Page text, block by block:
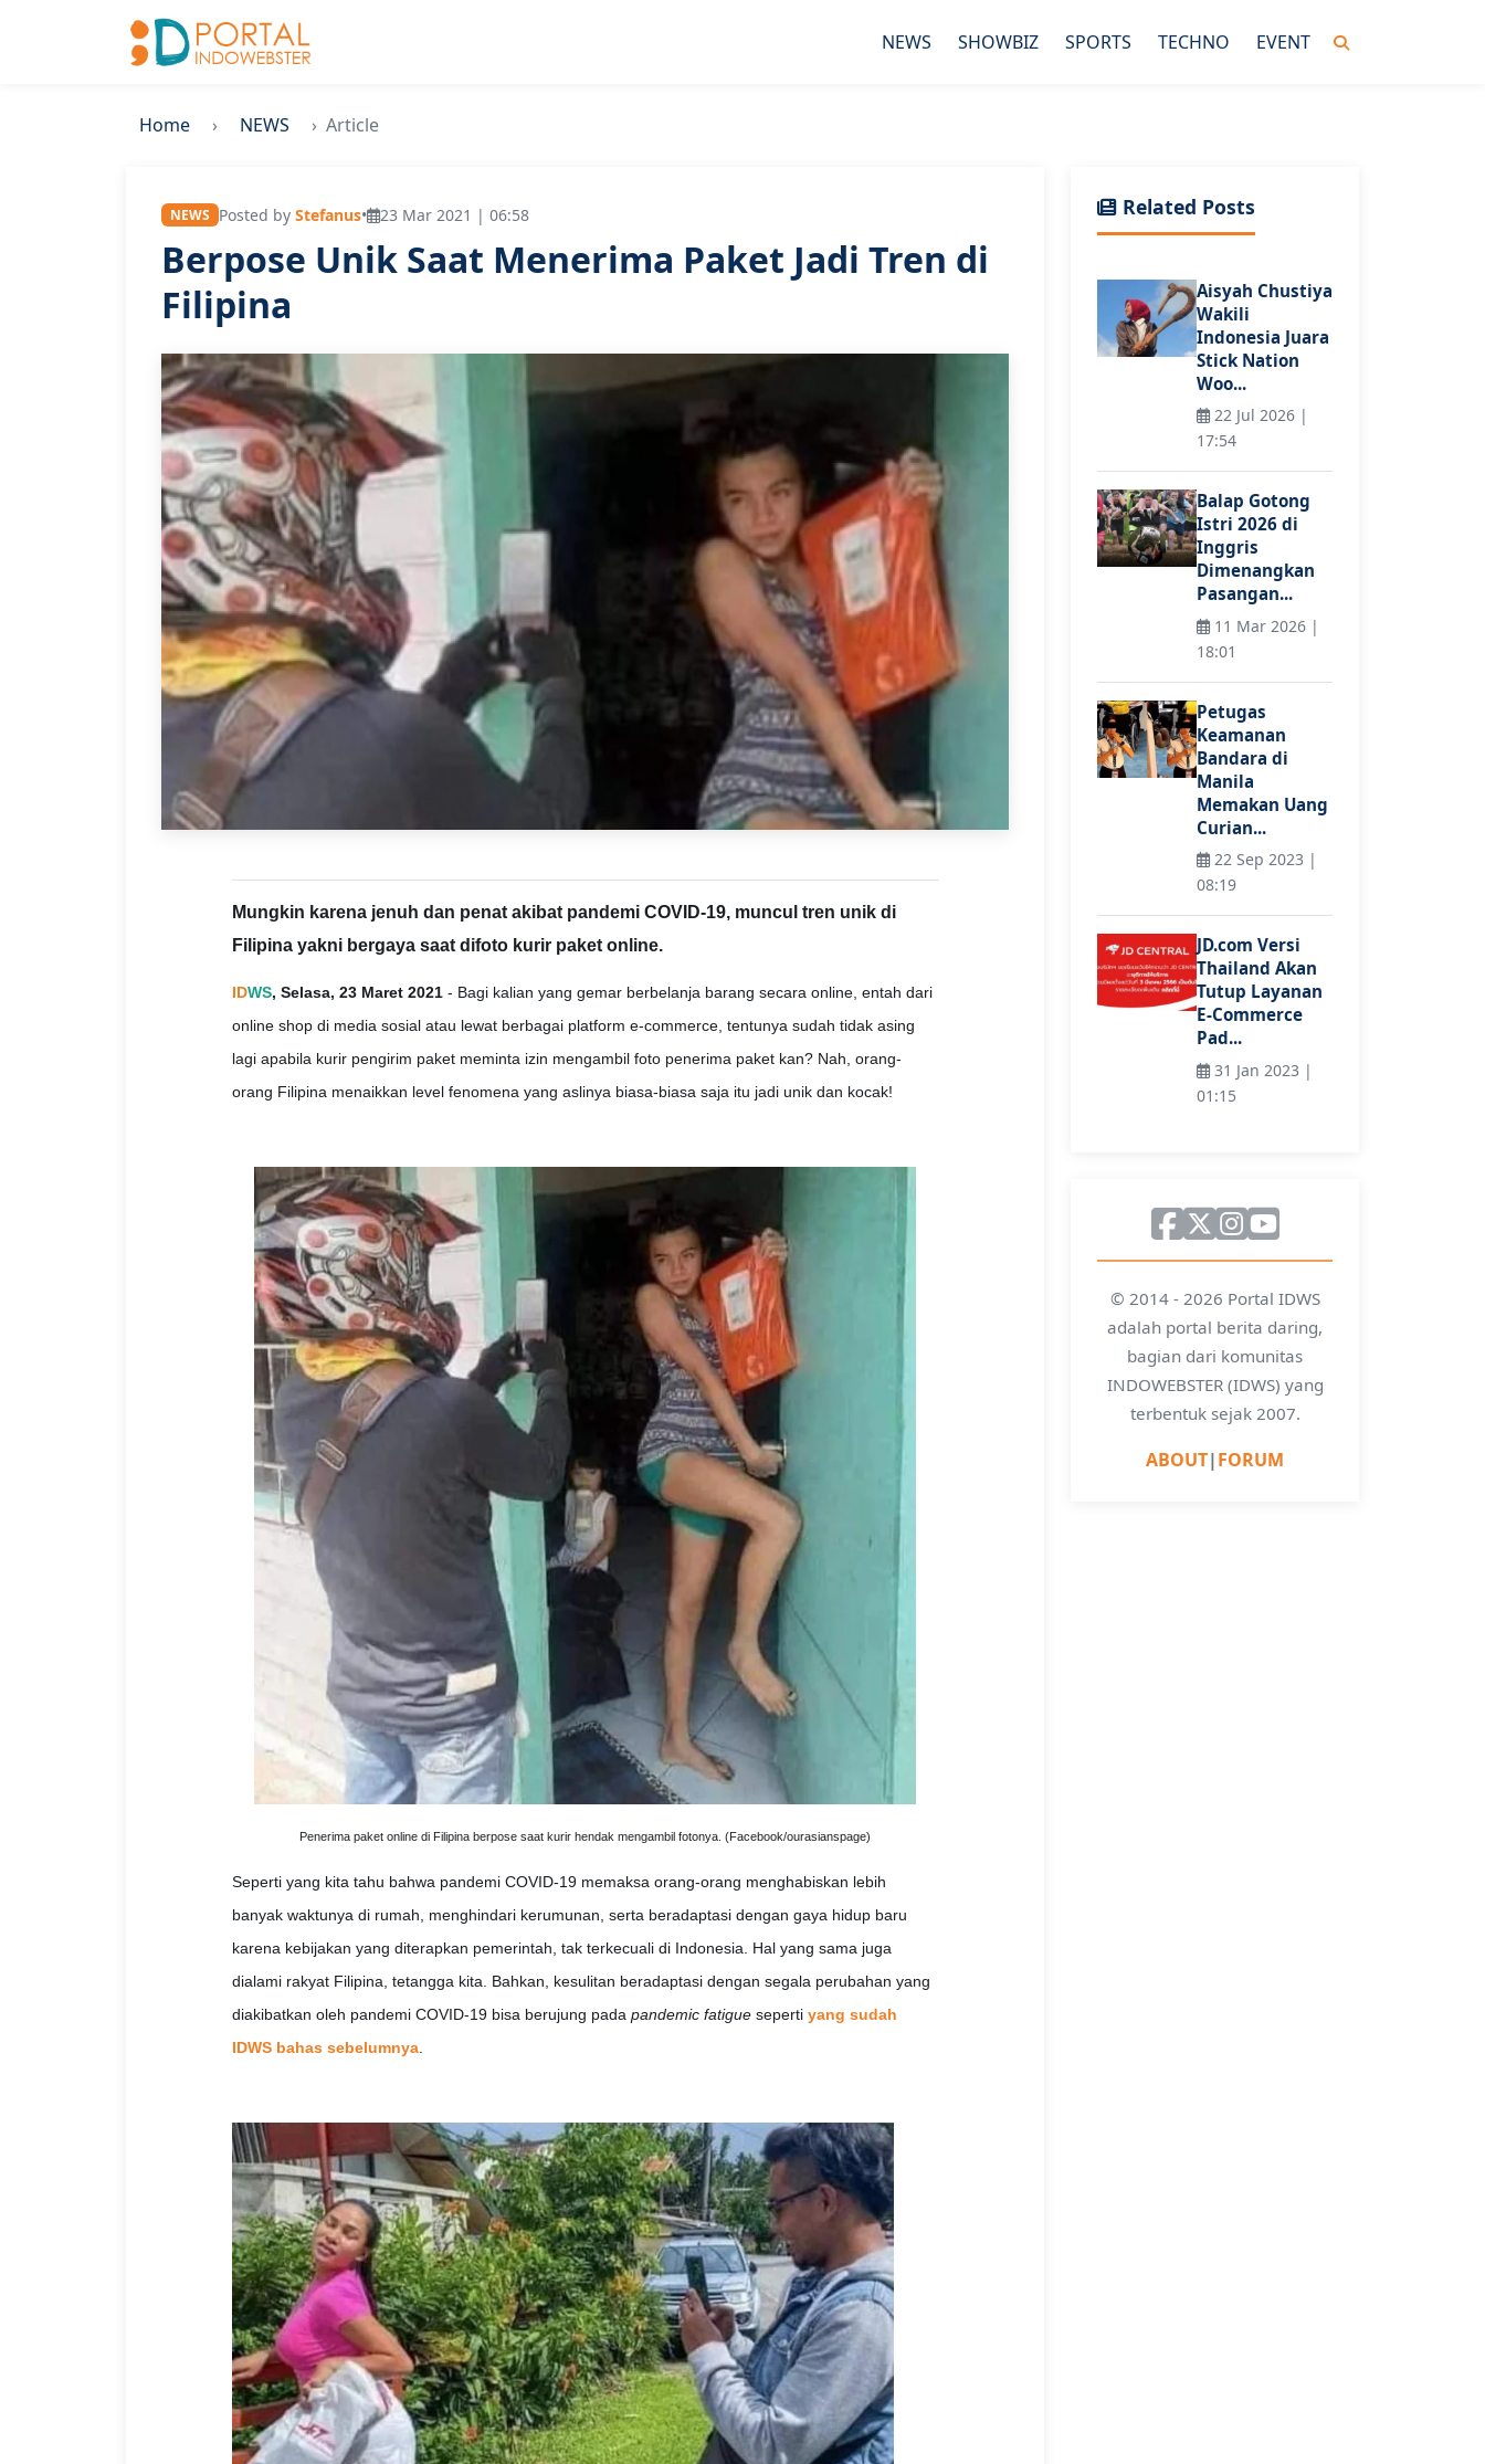
NEWS SHOWBIZ SPORTS TECHNO EVENT
Home NEWS Article
NEWS Posted by Stefanus• 23 Mar 2021 | 06:58
Berpose Unik Saat Menerima Paket Jadi Tren di
Filipina
Mungkin karena jenuh dan penat akibat pandemi COVID-19, muncul tren unik di
Filipina yakni bergaya saat difoto kurir paket online.
IDWS, Selasa, 23 Maret 2021- Bagi kalian yang gemar berbelanja barang secara online, entah dari
online shop di media sosial atau lewat berbagai platform e-commerce, tentunya sudah tidak asing
lagi apabila kurir pengirim paket meminta izin mengambil foto penerima paket kan? Nah, orang-
orang Filipina menaikkan level fenomena yang aslinya biasa-biasa saja itu jadi unik dan kocak!
Penerima paket online di Filipina berpose saat kurir hendak mengambil fotonya. (Facebook/ourasianspage)
Seperti yang kita tahu bahwa pandemi COVID-19 memaksa orang-orang menghabiskan lebih
banyak waktunya di rumah, menghindari kerumunan, serta beradaptasi dengan gaya hidup baru
karena kebijakan yang diterapkan pemerintah, tak terkecuali di Indonesia. Hal yang sama juga
dialami rakyat Filipina, tetangga kita. Bahkan, kesulitan beradaptasi dengan segala perubahan yang
diakibatkan oleh pandemi COVID-19 bisa berujung pada pandemic fatigueseperti yang sudah
IDWS bahas sebelumnya.
Related Posts
Aisyah Chustiya
Wakili
Indonesia Juara
Stick Nation
Woo...
22 Jul 2026 |
17:54
Balap Gotong
Istri 2026 di
Inggris
Dimenangkan
Pasangan...
11 Mar 2026 |
18:01
Petugas
Keamanan
Bandara di
Manila
Memakan Uang
Curian...
22 Sep 2023 |
08:19
JD.com Versi
Thailand Akan
Tutup Layanan
E-Commerce
Pad...
31 Jan 2023 |
01:15
© 2014 - 2026 Portal IDWS
adalah portal berita daring,
bagian dari komunitas
INDOWEBSTER (IDWS) yang
terbentuk sejak 2007.
ABOUT|FORUM